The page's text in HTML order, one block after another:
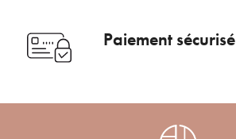
Paiement sécurisé